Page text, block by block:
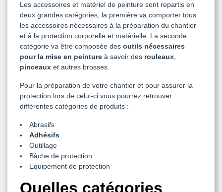
Les accessoires et matériel de peinture sont repartis en
deux grandes catégories, la première va comporter tous
les accessoires nécessaires à la préparation du chantier
et à la protection corporelle et matérielle. La seconde
catégorie va être composée des outils nécessaires
pour la mise en peinture à savoir des rouleaux,
pinceaux et autres brosses.
Pour la préparation de votre chantier et pour assurer la
protection lors de celui-ci vous pourrez retrouver
différentes catégories de produits :
Abrasifs
Adhésifs
Outillage
Bâche de protection
Equipement de protection
Quelles catégories